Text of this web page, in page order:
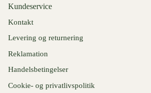
Kundeservice
Kontakt
Levering og returnering
Reklamation
Handelsbetingelser
Cookie- og privatlivspolitik